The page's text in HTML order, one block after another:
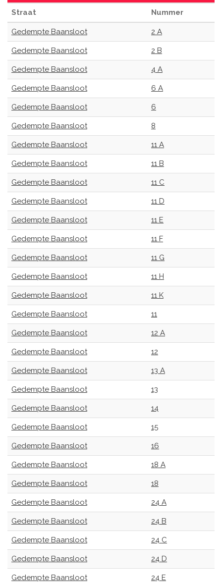
Straat Nummer
Gedempte Baansloot 2 A
Gedempte Baansloot 2 B
Gedempte Baansloot 4 A
Gedempte Baansloot 6 A
Gedempte Baansloot 6
Gedempte Baansloot 8
Gedempte Baansloot 11 A
Gedempte Baansloot 11 B
Gedempte Baansloot 11 C
Gedempte Baansloot 11 D
Gedempte Baansloot 11 E
Gedempte Baansloot 11 F
Gedempte Baansloot 11 G
Gedempte Baansloot 11 H
Gedempte Baansloot 11 K
Gedempte Baansloot 11
Gedempte Baansloot 12 A
Gedempte Baansloot 12
Gedempte Baansloot 13 A
Gedempte Baansloot 13
Gedempte Baansloot 14
Gedempte Baansloot 15
Gedempte Baansloot 16
Gedempte Baansloot 18 A
Gedempte Baansloot 18
Gedempte Baansloot 24 A
Gedempte Baansloot 24 B
Gedempte Baansloot 24 C
Gedempte Baansloot 24 D
Gedempte Baansloot 24 E